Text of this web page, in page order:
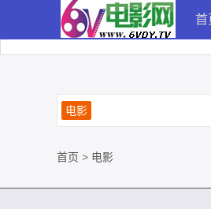
首
电影
首页 > 电影